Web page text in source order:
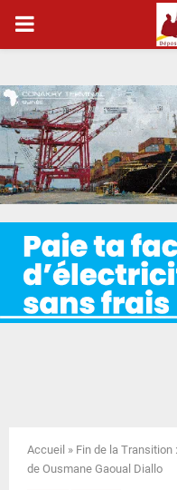
P
I
M
A
R
Y
N
Accueil » Fin de la Transition
de Ousmane Gaoual Diallo